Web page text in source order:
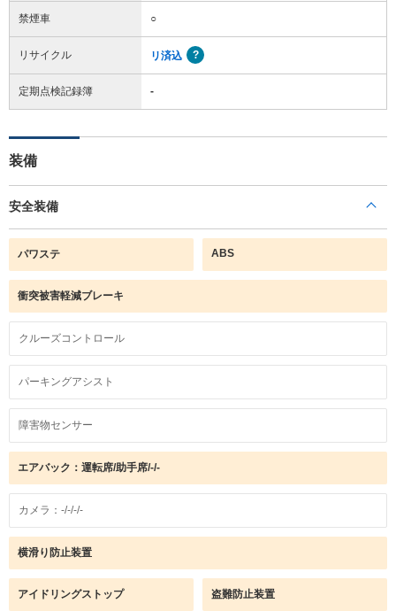
禁煙車 ○
リサイクル リ済込
定期点検記録簿 -
装備
安全装備
パワステ ABS
衝突被害軽減ブレーキ
クルーズコントロール
パーキングアシスト
障害物センサー
エアバック：運転席/助手席/-/-
カメラ：-/-/-/-
横滑り防止装置
アイドリングストップ 盗難防止装置